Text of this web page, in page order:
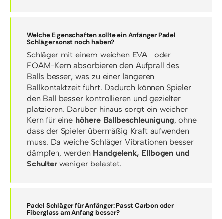
Welche Eigenschaften sollte ein Anfänger Padel
Schläger sonst noch haben?
Schläger mit einem weichen EVA- oder
FOAM-Kern absorbieren den Aufprall des
Balls besser, was zu einer längeren
Ballkontaktzeit führt. Dadurch können Spieler
den Ball besser kontrollieren und gezielter
platzieren. Darüber hinaus sorgt ein weicher
Kern für eine höhere Ballbeschleunigung, ohne
dass der Spieler übermäßig Kraft aufwenden
muss. Da weiche Schläger Vibrationen besser
dämpfen, werden Handgelenk, Ellbogen und
Schulterweniger belastet.
Padel Schläger für Anfänger: Passt Carbon oder
Fiberglass am Anfang besser?